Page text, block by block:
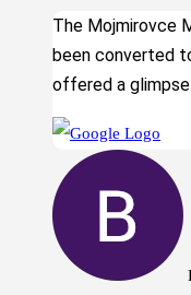
The Mojmirovce
been converted
offered a